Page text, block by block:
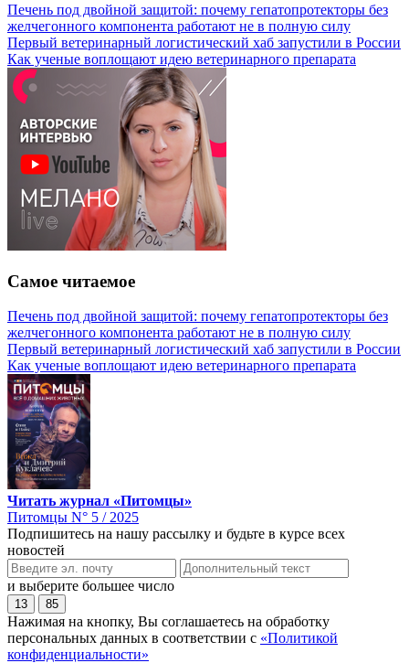
Печень под двойной защитой: почему гепатопротекторы без
желчегонного компонента работают не в полную силу
Первый ветеринарный логистический хаб запустили в России
Как ученые воплощают идею ветеринарного препарата
Самое читаемое
Печень под двойной защитой: почему гепатопротекторы без
желчегонного компонента работают не в полную силу
Первый ветеринарный логистический хаб запустили в России
Как ученые воплощают идею ветеринарного препарата
Читать журнал «Питомцы»
Питомцы N° 5 / 2025
Подпишитесь на нашу рассылку и будьте в курсе всех
новостей
и выберите большее число
13 85
Нажимая на кнопку, Вы соглашаетесь на обработку
персональных данных в соответствии с «Политикой
конфиденциальности»